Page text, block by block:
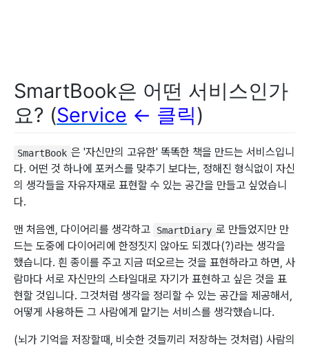
SmartBook은 어떤 서비스인가
요? (Service <- 클릭)
SmartBook 은 '자신만의 고유한' 똑똑한 책을 만드는 서비스입니
다. 어떤 것 하나에 포커스를 맞추기 보다는, 정해진 형식없이 자신
의 생각들을 자유자재로 표현할 수 있는 공간을 만들고 싶었습니
다.
맨 처음엔, 다이어리를 생각하고 SmartDiary 로 만들었지만 만
드는 도중에 다이어리에 한정짓지 않아도 되겠다(?)라는 생각을
했습니다. 흰 종이를 주고 지금 떠오르는 것을 표현하라고 하면, 사
람마다 서로 자신만의 스타일대로 자기가 표현하고 싶은 것을 표
현할 것입니다. 그것처럼 생각을 정리할 수 있는 공간을 제공해서,
어떻게 사용하든 그 사람에게 맡기는 서비스를 생각했습니다.
(뇌가 기억을 저장할때, 비슷한 것들끼리 저장하는 것처럼) 사람의